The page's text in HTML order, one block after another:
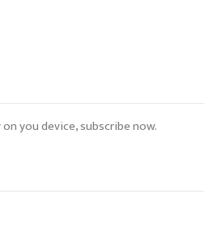
you device, subscribe now.